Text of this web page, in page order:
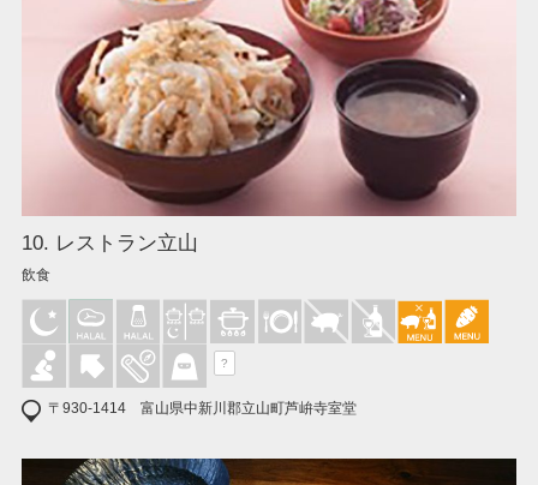
10. レストラン立山
飲食
?
〒930-1414 富山県中新川郡立山町芦峅寺室堂